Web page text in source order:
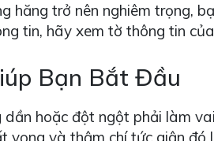
hăng trở nên nghiêm trọng,
tin, hãy xem tờ thông tin
Bạn Bắt Đầu
hoặc đột ngột phải làm
vọng và thậm chí tức giận đó